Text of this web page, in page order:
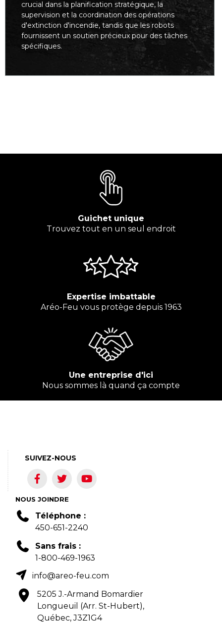
crucial dans la planification stratégique, la
supervision et la coordination des opérations
d'extinction d'incendie, tandis que les robots
fournissent un soutien précieux pour des tâches
spécifiques.
Guichet unique
Trouvez tout en un seul endroit
Expertise imbattable
Aréo-Feu vous protège depuis 1963
Une entreprise d'ici
Nous sommes là quand ça compte
NOUS JOINDRE
Téléphone :
450-651-2240
Sans frais :
1-800-469-1963
info@areo-feu.com
5205 J.-Armand Bomardier
Longueuil (Arr. St-Hubert),
Québec, J3Z1G4
SUIVEZ-NOUS